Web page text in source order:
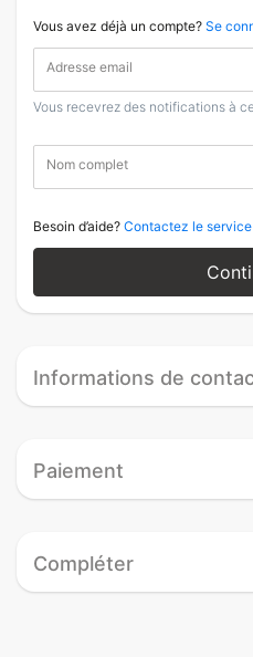
Vous avez déjà un compte? Se
Adresse email
Vous recevrez des notifications à
Nom complet
Besoin d’aide? Contactez le
Informations de
Paiement
Compléter